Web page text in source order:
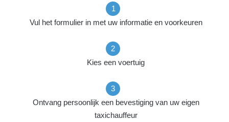
Vul het formulier in met uw informatie en voorkeuren
Kies een voertuig
Ontvang persoonlijk een bevestiging van uw eigen
taxichauffeur